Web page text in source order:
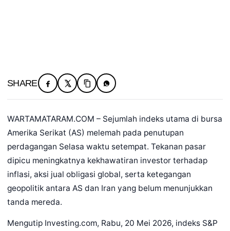
SHARE
WARTAMATARAM.COM – Sejumlah indeks utama di bursa
Amerika Serikat (AS) melemah pada penutupan
perdagangan Selasa waktu setempat. Tekanan pasar
dipicu meningkatnya kekhawatiran investor terhadap
inflasi, aksi jual obligasi global, serta ketegangan
geopolitik antara AS dan Iran yang belum menunjukkan
tanda mereda.
Mengutip Investing.com, Rabu, 20 Mei 2026, indeks S&P